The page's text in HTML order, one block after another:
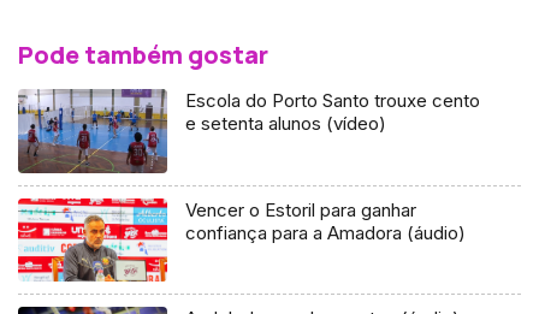
Pode também gostar
Escola do Porto Santo trouxe cento
e setenta alunos (vídeo)
Vencer o Estoril para ganhar
confiança para a Amadora (áudio)